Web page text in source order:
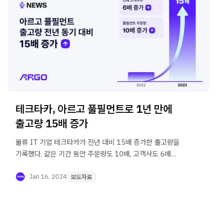
테크타카, 아르고 풀필먼트로 1년 만에
출고량 15배 증가
​물류 IT 기업 테크타카가 전년 대비 15배 증가한 출고량을
기록했다. 같은 기간 동안 주문량도 10배, 고객사도 6배
Jan 16, 2024 보도자료